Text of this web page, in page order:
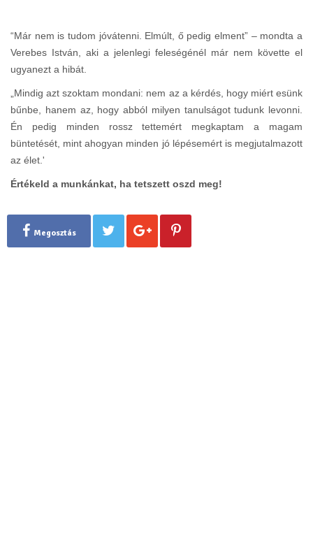
“Már nem is tudom jóvátenni. Elmúlt, ő pedig elment” – mondta a
Verebes István, aki a jelenlegi feleségénél már nem követte el
ugyanezt a hibát.
„Mindig azt szoktam mondani: nem az a kérdés, hogy miért esünk
bűnbe, hanem az, hogy abból milyen tanulságot tudunk levonni.
Én pedig minden rossz tettemért megkaptam a magam
büntetését, mint ahogyan minden jó lépésemért is megjutalmazott
az élet.'
Értékeld a munkánkat, ha tetszett oszd meg!
Megosztás